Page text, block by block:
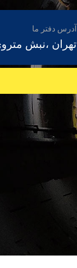
آدرس دفتر ما
تهران ،نبش